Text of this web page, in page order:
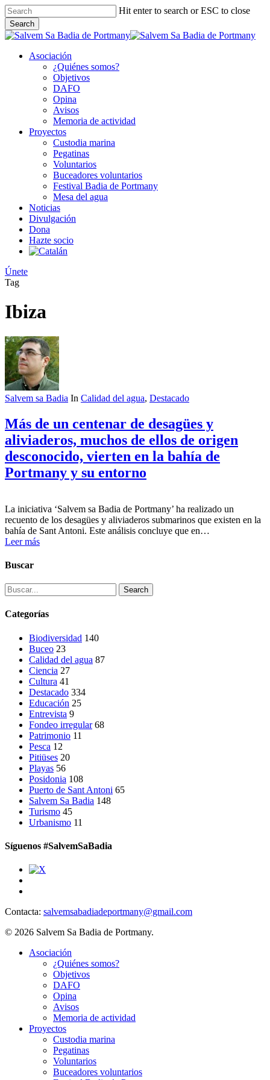
Skip
to
main
content
Hit enter to search or ESC to close
Search
Close
Asociación
¿Quiénes somos?
Objetivos
DAFO
Opina
Avisos
Memoria de actividad
Proyectos
Custodia marina
Pegatinas
Voluntarios
Buceadores voluntarios
Festival Badia de Portmany
Mesa del agua
Noticias
Divulgación
Dona
Hazte socio
Únete
Tag
Ibiza
Salvem sa Badia In Calidad del agua, Destacado
Más de un centenar de desagües y
aliviaderos, muchos de ellos de origen
desconocido, vierten en la bahía de
Portmany y su entorno
La iniciativa ‘Salvem sa Badia de Portmany’ ha realizado un
recuento de los desagües y aliviaderos submarinos que existen en la
bahía de Sant Antoni. Este análisis concluye que en…
Leer más
Buscar
Search
Categorías
Biodiversidad 140
Buceo 23
Calidad del agua 87
Ciencia 27
Cultura 41
Destacado 334
Educación 25
Entrevista 9
Fondeo irregular 68
Patrimonio 11
Pesca 12
Pitiüses 20
Playas 56
Posidonia 108
Puerto de Sant Antoni 65
Salvem Sa Badia 148
Turismo 45
Urbanismo 11
Síguenos #SalvemSaBadia
Contacta: salvemsabadiadeportmany@gmail.com
© 2026 Salvem Sa Badia de Portmany.
Close
Asociación
¿Quiénes somos?
Objetivos
DAFO
Opina
Avisos
Memoria de actividad
Proyectos
Custodia marina
Pegatinas
Voluntarios
Buceadores voluntarios